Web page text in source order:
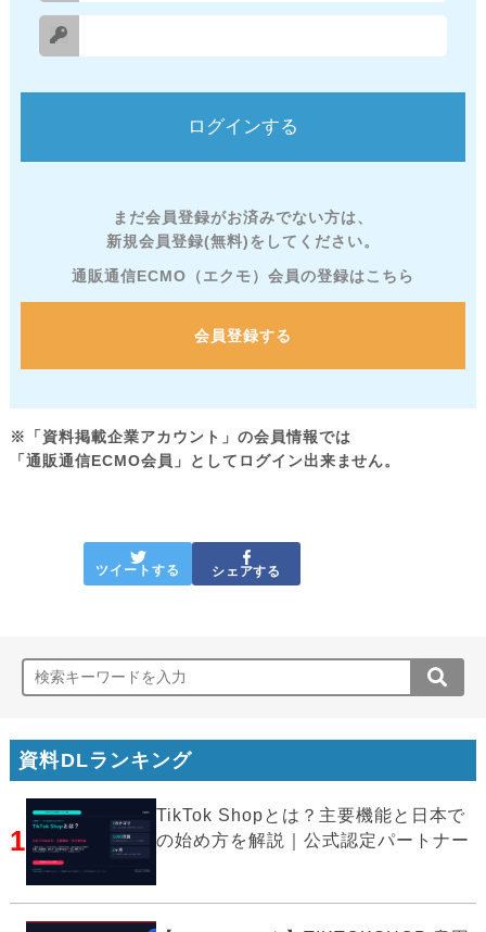
まだ会員登録がお済みでない方は、
新規会員登録(無料)をしてください。
通販通信ECMO（エクモ）会員の登録はこちら
会員登録する
※「資料掲載企業アカウント」の会員情報では
「通販通信ECMO会員」としてログイン出来ません。
ツイートする シェアする
資料DLランキング
1
TikTok Shopとは？主要機能と日本で
の始め方を解説｜公式認定パートナー